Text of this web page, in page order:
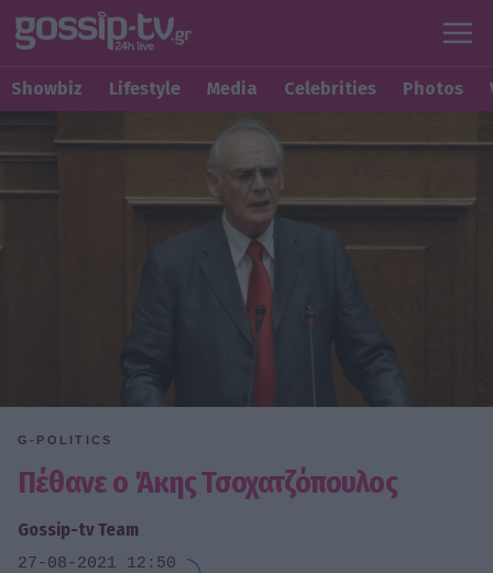
Showbiz Lifestyle Media Celebrities Photos
G-POLITICS
Πέθανε ο Άκης Τσοχατζόπουλος
Gossip-tv Team
27-08-2021 12:50